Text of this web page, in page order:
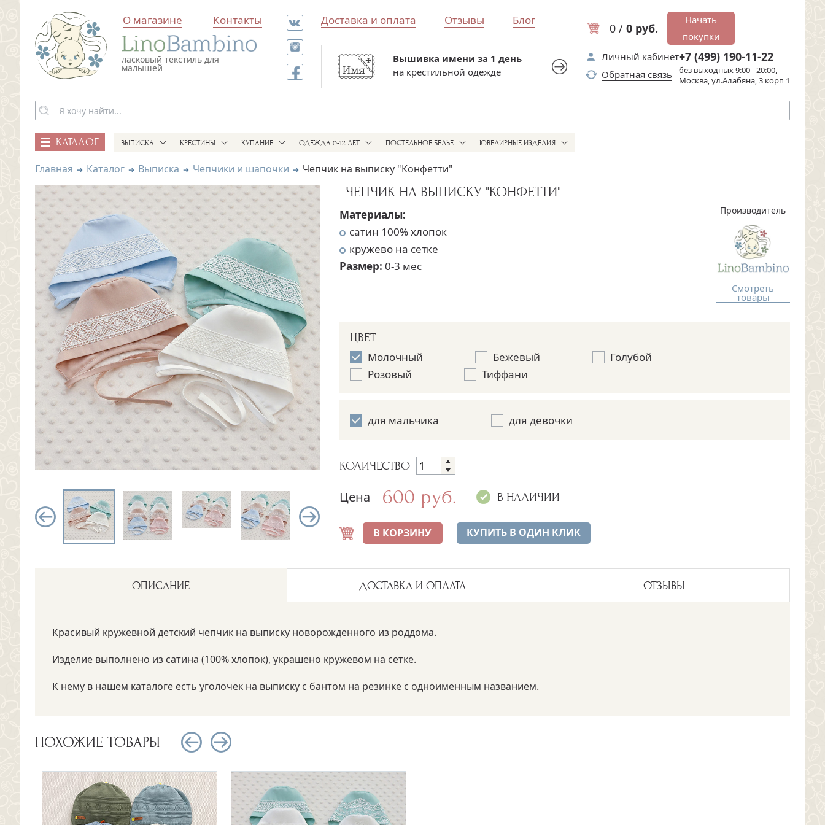
ласковый текстиль для
малышей
О магазине Контакты Доставка и оплата Отзывы Блог
0 / 0 руб.
Начать
покупки
Все для выписки и крестин
в одном магазине
Вышивка имени за 1 день
на крестильной одежде
Личный кабинет
Обратная связь
+7 (499) 190-11-22
без выходных 9:00 - 20:00,
Москва, ул.Алабяна, 3 корп 1
КАТАЛОГ ВЫПИСКА КРЕСТИНЫ КУПАНИЕ ОДЕЖДА 0-12 ЛЕТ ПОСТЕЛЬНОЕ БЕЛЬЕ ЮВЕЛИРНЫЕ ИЗДЕЛИЯ
Главная Каталог Выписка Чепчики и шапочки Чепчик на выписку "Конфетти"
ЧЕПЧИК НА ВЫПИСКУ "КОНФЕТТИ"
Материалы:
сатин 100% хлопок
кружево на сетке
Размер: 0-3 мес
Производитель
Смотреть
товары
ЦВЕТ
Молочный Бежевый
Голубой
Розовый
Тиффани
для мальчика для девочки
КОЛИЧЕСТВО
Цена 600 руб. В НАЛИЧИИ
В КОРЗИНУ КУПИТЬ В ОДИН КЛИК
ОПИСАНИЕ ДОСТАВКА И ОПЛАТА ОТЗЫВЫ
Красивый кружевной детский чепчик на выписку новорожденного из роддома.
Изделие выполнено из сатина (100% хлопок), украшено кружевом на сетке.
К нему в нашем каталоге есть уголочек на выписку с бантом на резинке с одноименным названием.
ПОХОЖИЕ ТОВАРЫ